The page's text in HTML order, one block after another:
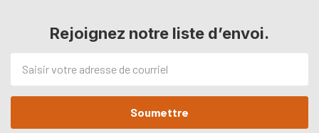
Rejoignez notre liste d’envoi.
courriel